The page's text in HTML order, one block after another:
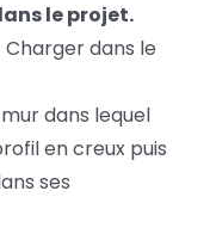
le projet.
dans le
dans lequel
en creux puis
ses